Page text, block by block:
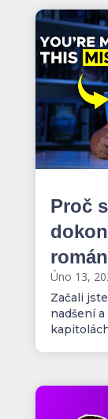
Proč
Úno 13,
Začali
nadšení